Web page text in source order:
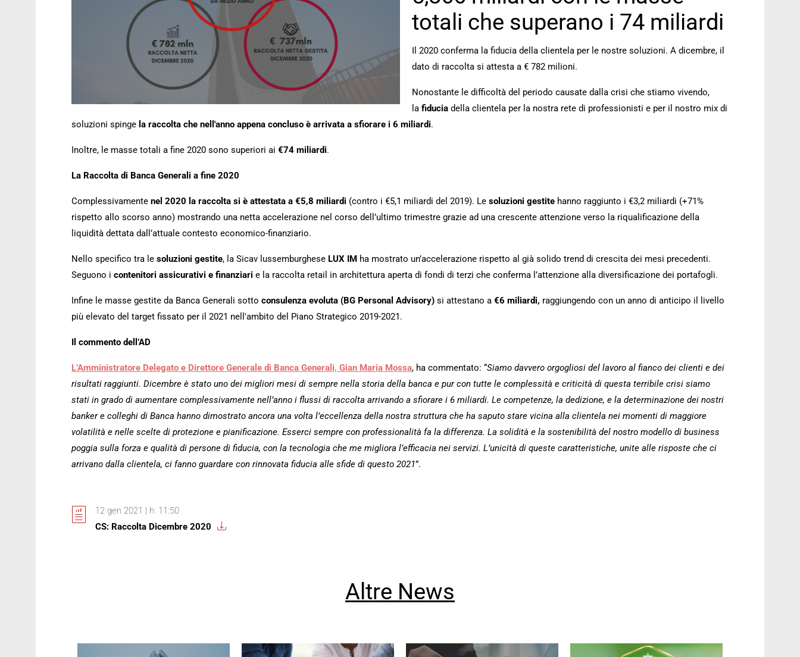
totali che superano i 74 miliardi
Il 2020 conferma la fiducia della clientela per le nostre soluzioni. A dicembre, il
dato di raccolta si attesta a € 782 milioni.
Nonostante le difficoltà del periodo causate dalla crisi che stiamo vivendo,
la fiducia della clientela per la nostra rete di professionisti e per il nostro mix di
soluzioni spinge la raccolta che nell'anno appena concluso è arrivata a sfiorare i 6 miliardi.
Inoltre, le masse totali a fine 2020 sono superiori ai €74 miliardi.
La Raccolta di Banca Generali a fine 2020
Complessivamente nel 2020 la raccolta si è attestata a €5,8 miliardi (contro i €5,1 miliardi del 2019). Le soluzioni gestite hanno raggiunto i €3,2 miliardi (+71%
rispetto allo scorso anno) mostrando una netta accelerazione nel corso dell’ultimo trimestre grazie ad una crescente attenzione verso la riqualificazione della
liquidità dettata dall’attuale contesto economico-finanziario.
Nello specifico tra le soluzioni gestite, la Sicav lussemburghese LUX IM ha mostrato un’accelerazione rispetto al già solido trend di crescita dei mesi precedenti.
Seguono i contenitori assicurativi e finanziari e la raccolta retail in architettura aperta di fondi di terzi che conferma l’attenzione alla diversificazione dei portafogli.
Infine le masse gestite da Banca Generali sotto consulenza evoluta (BG Personal Advisory) si attestano a €6 miliardi, raggiungendo con un anno di anticipo il livello
più elevato del target fissato per il 2021 nell'ambito del Piano Strategico 2019-2021.
Il commento dell’AD
L’Amministratore Delegato e Direttore Generale di Banca Generali, Gian Maria Mossa, ha commentato: “Siamo davvero orgogliosi del lavoro al fianco dei clienti e dei
risultati raggiunti. Dicembre è stato uno dei migliori mesi di sempre nella storia della banca e pur con tutte le complessità e criticità di questa terribile crisi siamo
stati in grado di aumentare complessivamente nell’anno i flussi di raccolta arrivando a sfiorare i 6 miliardi. Le competenze, la dedizione, e la determinazione dei nostri
banker e colleghi di Banca hanno dimostrato ancora una volta l’eccellenza della nostra struttura che ha saputo stare vicina alla clientela nei momenti di maggiore
volatilità e nelle scelte di protezione e pianificazione. Esserci sempre con professionalità fa la differenza. La solidità e la sostenibilità del nostro modello di business
poggia sulla forza e qualità di persone di fiducia, con la tecnologia che me migliora l’efficacia nei servizi. L’unicità di queste caratteristiche, unite alle risposte che ci
arrivano dalla clientela, ci fanno guardare con rinnovata fiducia alle sfide di questo 2021”.
12 gen 2021 | h: 11:50
CS: Raccolta Dicembre 2020
Altre News